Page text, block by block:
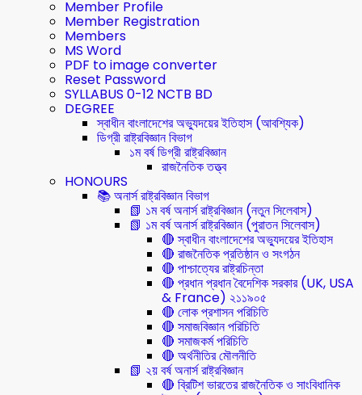
Member Profile
Member Registration
Members
MS Word
PDF to image converter
Reset Password
SYLLABUS 0-12 NCTB BD
DEGREE
স্বাধীন বাংলাদেশের অভ্যুদয়ের ইতিহাস (আবশ্যিক)
ডিগ্রী রাষ্ট্রবিজ্ঞান বিভাগ
১ম বর্ষ ডিগ্রী রাষ্ট্রবিজ্ঞান
রাজনৈতিক তত্ত্ব
HONOURS
📚 অনার্স রাষ্ট্রবিজ্ঞান বিভাগ
📗 ১ম বর্ষ অনার্স রাষ্ট্রবিজ্ঞান (নতুন সিলেবাস)
📗 ১ম বর্ষ অনার্স রাষ্ট্রবিজ্ঞান (পুরাতন সিলেবাস)
🔴 স্বাধীন বাংলাদেশের অভ্যুদয়ের ইতিহাস
🔴 রাজনৈতিক প্রতিষ্ঠান ও সংগঠন
🔴 পাশ্চাত্যের রাষ্ট্রচিন্তা
🔴 প্রধান প্রধান বৈদেশিক সরকার (UK, USA
& France) ২১১৯০৫
🔴 লোক প্রশাসন পরিচিতি
🔴 সমাজবিজ্ঞান পরিচিতি
🔴 সমাজকর্ম পরিচিতি
🔴 অর্থনীতির মৌলনীতি
📗 ২য় বর্ষ অনার্স রাষ্ট্রবিজ্ঞান
🔴 ব্রিটিশ ভারতের রাজনৈতিক ও সাংবিধানিক